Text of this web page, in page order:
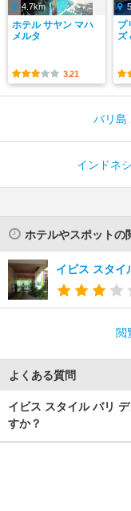
4.7km
ホテル サヤン マハ
メルタ
3.21
プ
ズ
バリ島
インドネ
ホテルやスポットの
イビス スタイ
閲
よくある質問
イビス スタイル バリ
すか？